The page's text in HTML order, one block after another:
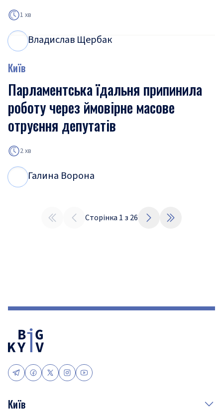
1 хв
Владислав Щербак
Київ
Парламентська їдальня припинила
роботу через ймовірне масове
отруєння депутатів
2 хв
Галина Ворона
Сторінка 1 з 26
Київ